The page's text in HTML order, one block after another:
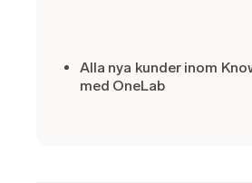
Alla nya kunder inom
med OneLab